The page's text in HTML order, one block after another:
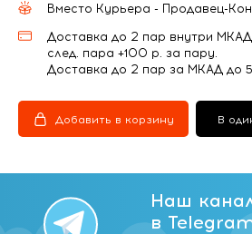
Вместо Курьера - Продавец-
Доставка до 2 пар внутри
след. пара +100 р. за пару.
Доставка до 2 пар за МКАД до
Добавить в корзину В
Наш
в